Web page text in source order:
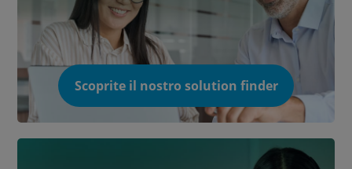
Scoprite il nostro solution finder